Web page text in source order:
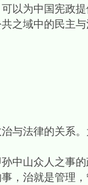
以为中国宪政
之域中的民主
与法律的关系
中山众人之事
，治就是管理